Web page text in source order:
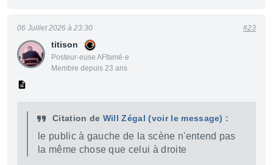
titison
Posteur·euse AFfamé·e
Membre depuis 23 ans
06 Juillet 2026 à 23:30 #23
Citation de Will Zégal (voir le message) :
le public à gauche de la scène n'entend pas
la même chose que celui à droite